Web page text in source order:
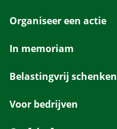
Organiseer een actie
In memoriam
Belastingvrij schenken
Voor bedrijven